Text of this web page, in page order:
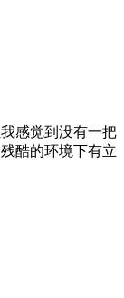
感觉到没有一把
酷的环境下有立